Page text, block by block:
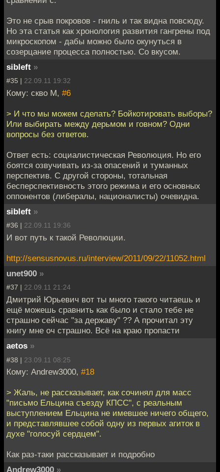
Это не срыв покровов - гниль и так видна повсюду.
Но эта статья как хронология развития гангрены под
микроскопом - дабы можно было окунуться в
созерцание процесса полностью. Со вкусом.
sibleft »
#35 | 22.09.11 19:32
Кому: скво М, #6
> И что мы можем сделать? Бойкотировать выборы?
Или выбирать между дерьмом и говном? Одни
вопросы без ответов.
Ответ есть: социалистическая Революция. Но его
боятся озвучивать из-за опасений и туманных
перспектив. С другой стороны, тотальная
бесперспективность этого режима и его основных
оппонентов (либералы, националисты) очевидна.
sibleft »
#36 | 22.09.11 19:36
И вот путь к такой Революции.
http://sensusnovus.ru/interview/2011/09/22/11052.html
unet900 »
#37 | 22.09.11 21:24
Дмитрий Юрьевич вот ты много такого читаешь и
ещё можешь сравнить как было и стало тебе не
страшно сейчас "за державу" ?? А прочитал эту
книгу мне оч страшно. Всё на краю пропасти
aetos »
#38 | 23.09.11 08:25
Кому: Andrew3000, #18
> Жаль, не рассказывает, как сочинял для масс
"письмо Ельцина съезду КПСС", с реальным
выступлением Ельцина не имевшее ничего общего,
и представлявшее собой одну из первых агиток в
духе "голосуй сердцем".
Как раз-таки рассказывает и подробно
Andrew3000 »